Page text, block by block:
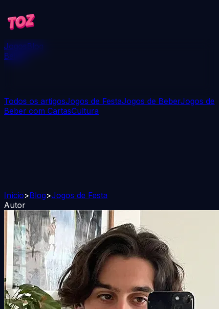
JogosBlog
Baixar
Todos os artigosJogos de FestaJogos de BeberJogos de
Beber com CartasCultura
Início>Blog>Jogos de Festa
Autor